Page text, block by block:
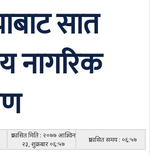
सात
नागरिक
प्रकासित मिति : २०७७ आश्विन
२३, शुक्रबार ०६:५७
प्रकासित समय : ०६:५७